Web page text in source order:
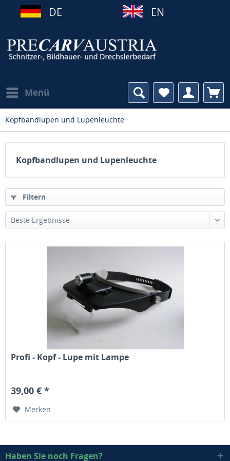
DE EN
Menü
Kopfbandlupen und Lupenleuchte
Kopfbandlupen und Lupenleuchte
Filtern
Profi - Kopf - Lupe mit Lampe
39,00 € *
Merken
Haben Sie noch Fragen?